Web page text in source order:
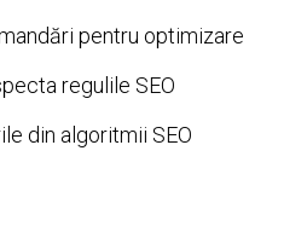
pentru optimizare
regulile SEO
din algoritmii SEO